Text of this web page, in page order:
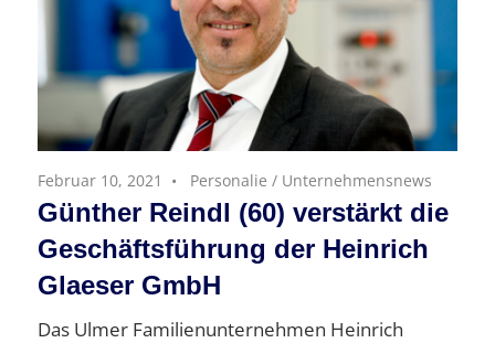
Februar 10, 2021 Personalie / Unternehmensnews
Günther Reindl (60) verstärkt die
Geschäftsführung der Heinrich
Glaeser GmbH
Das Ulmer Familienunternehmen Heinrich